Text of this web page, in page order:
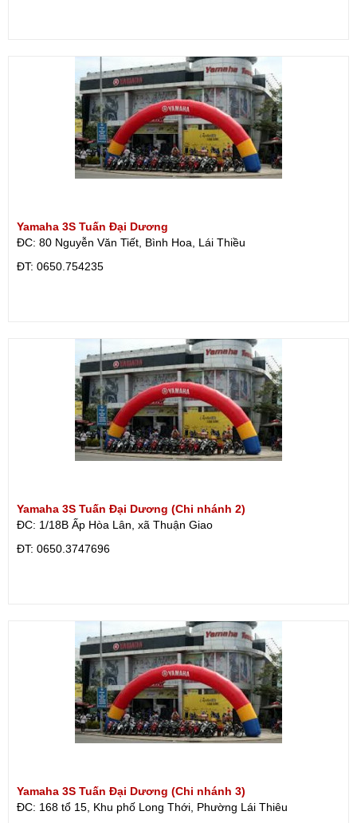
Yamaha 3S Tuấn Đại Dương
ĐC: 80 Nguyễn Văn Tiết, Bình Hoa, Lái Thiều
ÐT: 0650.754235
Yamaha 3S Tuấn Đại Dương (Chi nhánh 2)
ĐC: 1/18B Ấp Hòa Lân, xã Thuận Giao
ÐT: 0650.3747696
Yamaha 3S Tuấn Đại Dương (Chi nhánh 3)
ĐC: 168 tổ 15, Khu phố Long Thới, Phường Lái Thiêu